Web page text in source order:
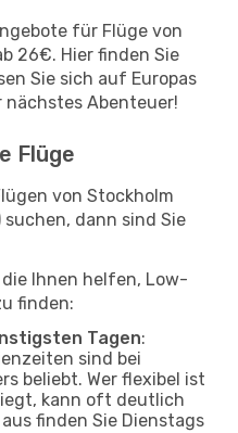
für Flüge von
26€. Hier finden Sie
Sie sich auf Europas
Abenteuer!
Flüge
von Stockholm
suchen, dann sind Sie
Ihnen helfen, Low-
finden:
Tagen:
sind bei
beliebt. Wer flexibel ist
kann oft deutlich
finden Sie Dienstags